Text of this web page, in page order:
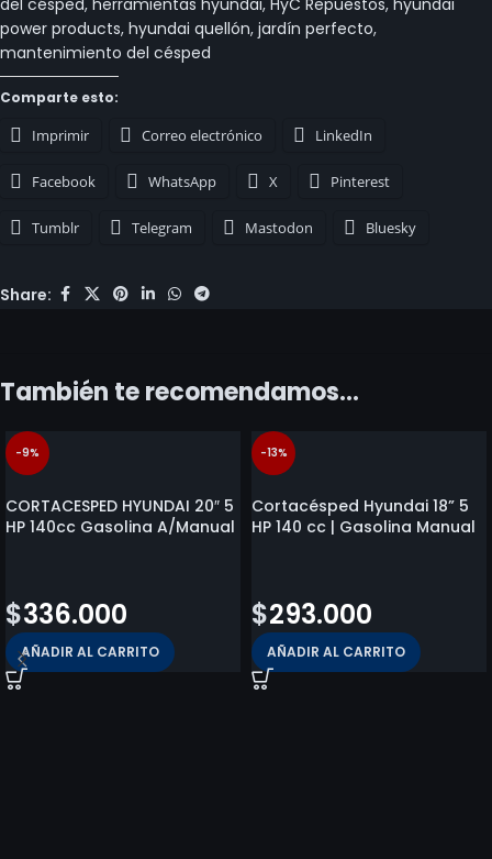
del césped, herramientas hyundai, HyC Repuestos, hyundai
power products, hyundai quellón, jardín perfecto,
mantenimiento del césped
Comparte esto:
Imprimir Correo electrónico LinkedIn
Facebook WhatsApp X Pinterest
Tumblr Telegram Mastodon Bluesky
Share:
También te recomendamos…
-9%
CORTACESPED HYUNDAI 20″ 5
HP 140cc Gasolina A/Manual
$336.000
AÑADIR AL CARRITO
-13%
Cortacésped Hyundai 18” 5
HP 140 cc | Gasolina Manual
$293.000
AÑADIR AL CARRITO